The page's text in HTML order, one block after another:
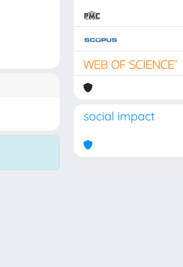
social impact